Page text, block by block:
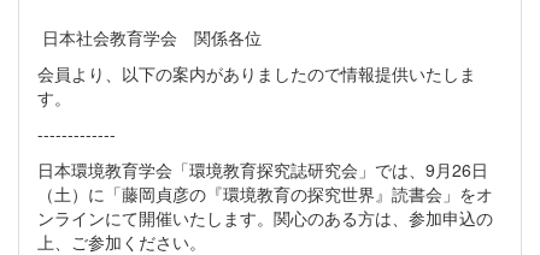
日本社会教育学会 関係各位
会員より、以下の案内がありましたので情報提供いたしま
す。
-------------
日本環境教育学会「環境教育探究誌研究会」では、9月26日
（土）に「藤岡貞彦の『環境教育の探究世界』読書会」をオ
ンラインにて開催いたします。関心のある方は、参加申込の
上、ご参加ください。